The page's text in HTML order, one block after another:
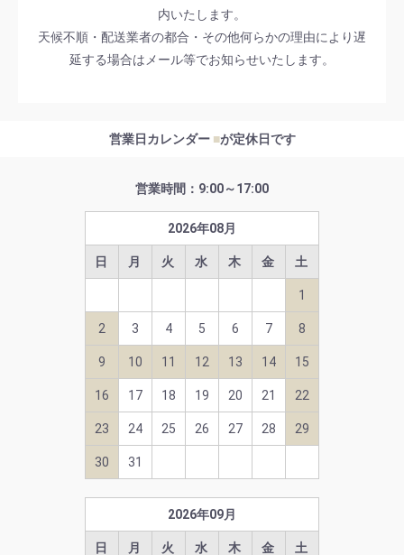
内いたします。
天候不順・配送業者の都合・その他何らかの理由により遅
延する場合はメール等でお知らせいたします。
営業日カレンダー ■が定休日です
営業時間：9:00～17:00
2026年08月
日 月 火 水 木 金 土
1
2 3 4 5 6 7 8
9 10 11 12 13 14 15
16 17 18 19 20 21 22
23 24 25 26 27 28 29
30 31
2026年09月
日 月 火 水 木 金 土